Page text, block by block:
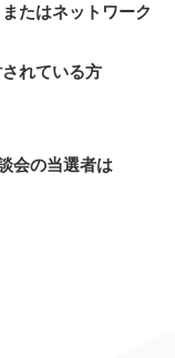
たはネットワーク
れている方
会の当選者は